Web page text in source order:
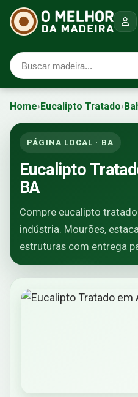
Home›Eucalipto Tratado›
PÁGINA LOCAL · BA
Eucalipto
BA
Compre eucalipto
indústria. Mourões,
estruturas com entrega